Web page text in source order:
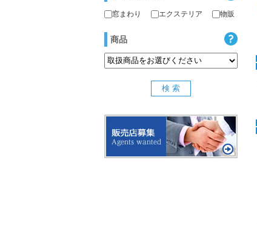
窓まわり エクステリア 物販
商品